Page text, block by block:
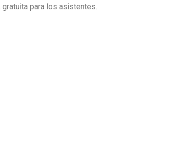
para los asistentes.